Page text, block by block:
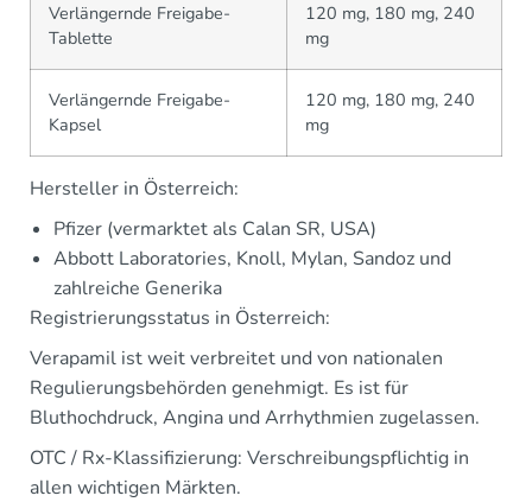
Verlängernde Freigabe-
Tablette
120 mg, 180 mg, 240
mg
Verlängernde Freigabe-
Kapsel
120 mg, 180 mg, 240
mg
Hersteller in Österreich:
Pfizer (vermarktet als Calan SR, USA)
Abbott Laboratories, Knoll, Mylan, Sandoz und
zahlreiche Generika
Registrierungsstatus in Österreich:
Verapamil ist weit verbreitet und von nationalen
Regulierungsbehörden genehmigt. Es ist für
Bluthochdruck, Angina und Arrhythmien zugelassen.
OTC / Rx-Klassifizierung: Verschreibungspflichtig in
allen wichtigen Märkten.